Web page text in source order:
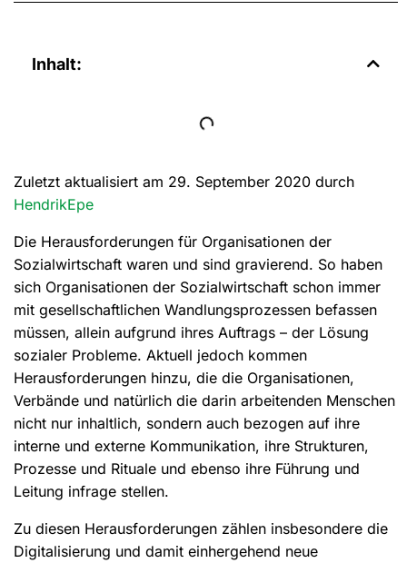
Inhalt:
Zuletzt aktualisiert am 29. September 2020 durch
HendrikEpe
Die Herausforderungen für Organisationen der
Sozialwirtschaft waren und sind gravierend. So haben
sich Organisationen der Sozialwirtschaft schon immer
mit gesellschaftlichen Wandlungsprozessen befassen
müssen, allein aufgrund ihres Auftrags – der Lösung
sozialer Probleme. Aktuell jedoch kommen
Herausforderungen hinzu, die die Organisationen,
Verbände und natürlich die darin arbeitenden Menschen
nicht nur inhaltlich, sondern auch bezogen auf ihre
interne und externe Kommunikation, ihre Strukturen,
Prozesse und Rituale und ebenso ihre Führung und
Leitung infrage stellen.
Zu diesen Herausforderungen zählen insbesondere die
Digitalisierung und damit einhergehend neue